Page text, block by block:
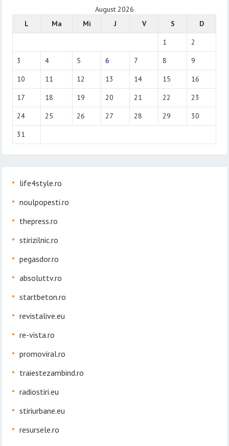
August 2026
L
Ma Mi J V S
D
1
2
3
4 5 6 7 8
9
10
11 12 13 14 15
16
17
18 19 20 21 22
23
24
25 26 27 28 29
30
31
life4style.ro
noulpopesti.ro
thepress.ro
stirizilnic.ro
pegasdor.ro
absoluttv.ro
startbeton.ro
revistalive.eu
re-vista.ro
promoviral.ro
traiestezambind.ro
radiostiri.eu
stiriurbane.eu
resursele.ro